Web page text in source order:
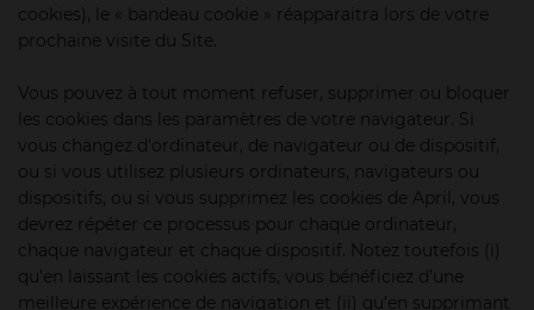
cookies), le « bandeau cookie » réapparaitra lors de votre
prochaine visite du Site.
Vous pouvez à tout moment refuser, supprimer ou bloquer
les cookies dans les paramètres de votre navigateur. Si
vous changez d'ordinateur, de navigateur ou de dispositif,
ou si vous utilisez plusieurs ordinateurs, navigateurs ou
dispositifs, ou si vous supprimez les cookies de April, vous
devrez répéter ce processus pour chaque ordinateur,
chaque navigateur et chaque dispositif. Notez toutefois (i)
qu’en laissant les cookies actifs, vous bénéficiez d’une
meilleure expérience de navigation et (ii) qu’en supprimant